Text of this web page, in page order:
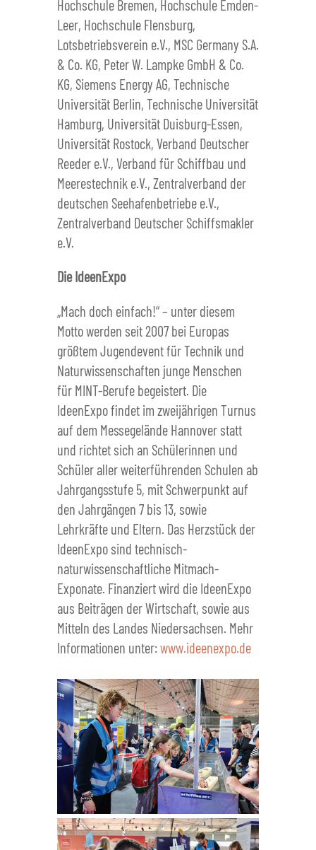
Hochschule Bremen, Hochschule Emden-
Leer, Hochschule Flensburg,
Lotsbetriebsverein e.V., MSC Germany S.A.
& Co. KG, Peter W. Lampke GmbH & Co.
KG, Siemens Energy AG, Technische
Universität Berlin, Technische Universität
Hamburg, Universität Duisburg-Essen,
Universität Rostock, Verband Deutscher
Reeder e.V., Verband für Schiffbau und
Meerestechnik e.V., Zentralverband der
deutschen Seehafenbetriebe e.V.,
Zentralverband Deutscher Schiffsmakler
e.V.
Die IdeenExpo
„Mach doch einfach!“ – unter diesem
Motto werden seit 2007 bei Europas
größtem Jugendevent für Technik und
Naturwissenschaften junge Menschen
für MINT-Berufe begeistert. Die
IdeenExpo findet im zweijährigen Turnus
auf dem Messegelände Hannover statt
und richtet sich an Schülerinnen und
Schüler aller weiterführenden Schulen ab
Jahrgangsstufe 5, mit Schwerpunkt auf
den Jahrgängen 7 bis 13, sowie
Lehrkräfte und Eltern. Das Herzstück der
IdeenExpo sind technisch-
naturwissenschaftliche Mitmach-
Exponate. Finanziert wird die IdeenExpo
aus Beiträgen der Wirtschaft, sowie aus
Mitteln des Landes Niedersachsen. Mehr
Informationen unter:www.ideenexpo.de